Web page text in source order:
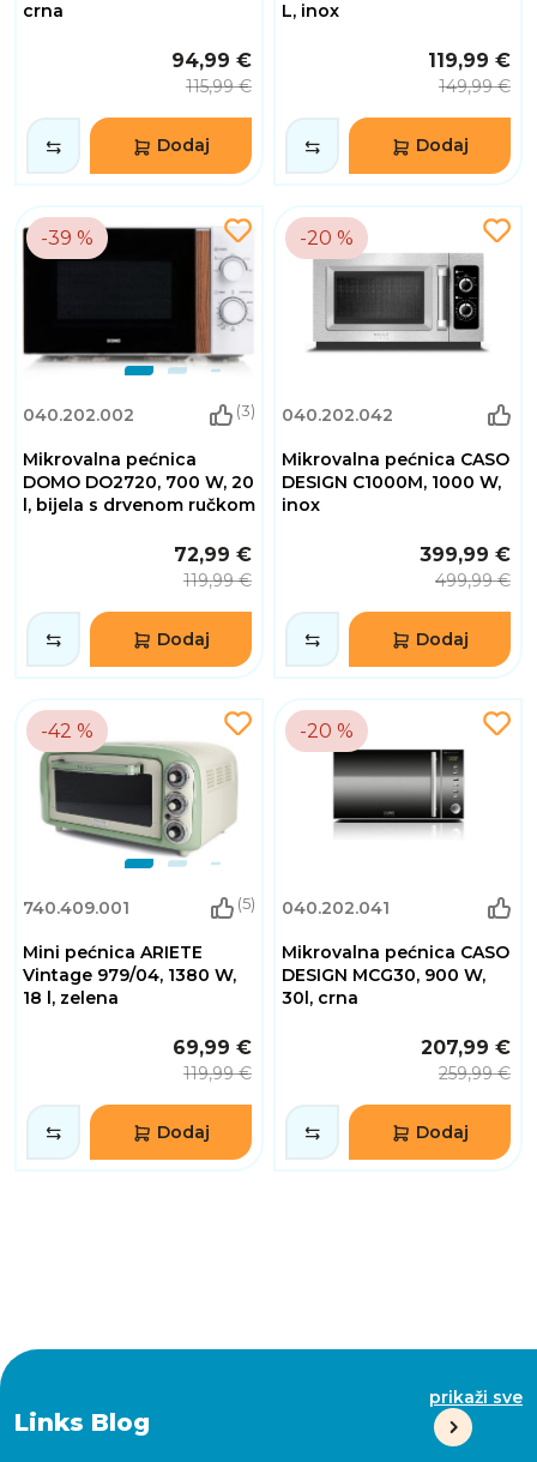
crna
94,99 €
115,99 €
Dodaj
L, inox
119,99 €
149,99 €
Dodaj
-39 %
040.202.002 (3)
Mikrovalna pećnica
DOMO DO2720, 700 W, 20
l, bijela s drvenom ručkom
72,99 €
119,99 €
Dodaj
-20 %
040.202.042
Mikrovalna pećnica CASO
DESIGN C1000M, 1000 W,
inox
399,99 €
499,99 €
Dodaj
-42 %
740.409.001 (5)
Mini pećnica ARIETE
Vintage 979/04, 1380 W,
18 l, zelena
69,99 €
119,99 €
Dodaj
-20 %
040.202.041
Mikrovalna pećnica CASO
DESIGN MCG30, 900 W,
30l, crna
207,99 €
259,99 €
Dodaj
Links Blog
prikaži sve